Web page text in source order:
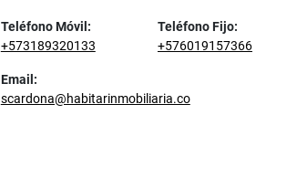
Teléfono Móvil:
+573189320133
Teléfono Fijo:
+576019157366
Email:
scardona@habitarinmobiliaria.co